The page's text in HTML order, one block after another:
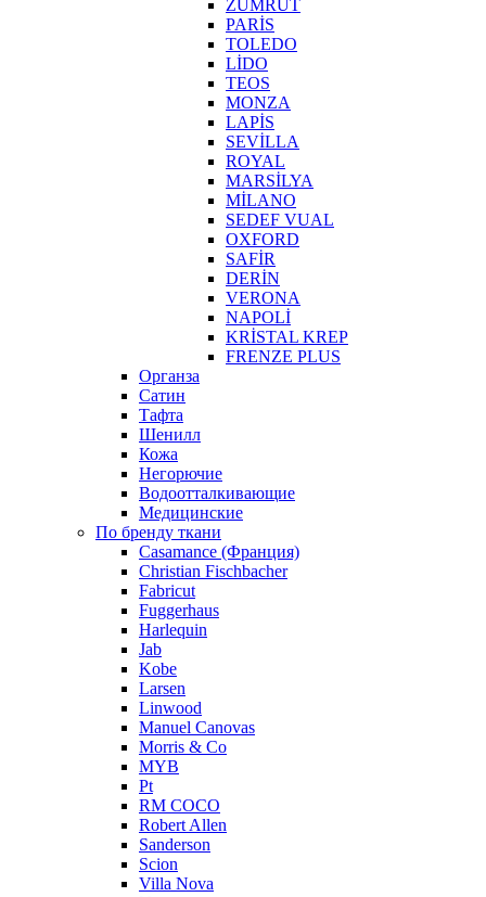
ZÜMRÜT
PARİS
TOLEDO
LİDO
TEOS
MONZA
LAPİS
SEVİLLA
ROYAL
MARSİLYA
MİLANO
SEDEF VUAL
OXFORD
SAFİR
DERİN
VERONA
NAPOLİ
KRİSTAL KREP
FRENZE PLUS
Органза
Сатин
Тафта
Шенилл
Кожа
Негорючие
Водоотталкивающие
Медицинские
По бренду ткани
Casamance (Франция)
Christian Fischbacher
Fabricut
Fuggerhaus
Harlequin
Jab
Kobe
Larsen
Linwood
Manuel Canovas
Morris & Co
MYB
Pt
RM COCO
Robert Allen
Sanderson
Scion
Villa Nova